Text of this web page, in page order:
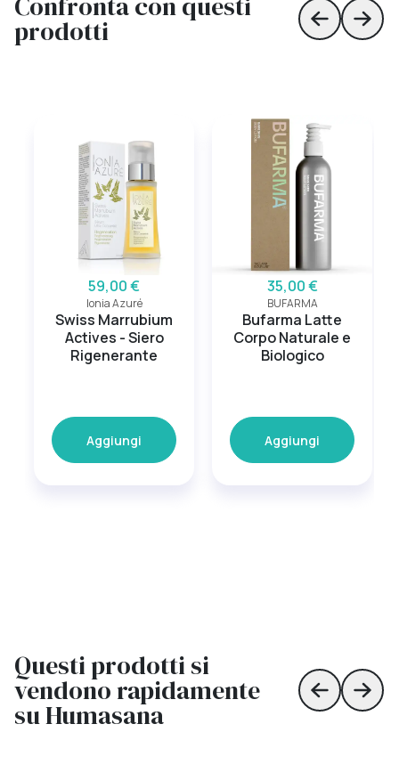
prodotti Skip toSkip
59,00 €
Ionia Azuré
Swiss Marrubium
Actives - Siero
Rigenerante
Aggiungi
35,00 €
BUFARMA
Bufarma Latte
Corpo Naturale e
Biologico
Aggiungi
Questi prodotti si
vendono rapidamente
su Humasana Skip toSkip